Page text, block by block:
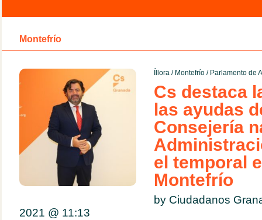
Montefrío
Íllora/ Montefrío/ Parlamento de
Cs destaca
las ayudas
Consejería
el temporal
Montefrío
by Ciudadanos
2021 @ 11:13